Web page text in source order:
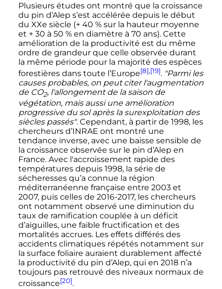
Plusieurs études ont montré que la croissance
du pin d’Alep s’est accélérée depuis le début
du XXe siècle (+ 40 % sur la hauteur moyenne
et + 30 à 50 % en diamètre à 70 ans). Cette
amélioration de la productivité est du même
ordre de grandeur que celle observée durant
la même période pour la majorité des espèces
forestières dans toute l’Europe[8],[19]. "Parmi les
causes probables, on peut citer l'augmentation
de CO2, l'allongement de la saison de
végétation, mais aussi une amélioration
progressive du sol après la surexploitation des
siècles passés". Cependant, à partir de 1998, les
chercheurs d’INRAE ont montré une
tendance inverse, avec une baisse sensible de
la croissance observée sur le pin d’Alep en
France. Avec l'accroissement rapide des
températures depuis 1998, la série de
sécheresses qu’a connue la région
méditerranéenne française entre 2003 et
2007, puis celles de 2016-2017, les chercheurs
ont notamment observé une diminution du
taux de ramification couplée à un déficit
d’aiguilles, une faible fructification et des
mortalités accrues. Les effets différés des
accidents climatiques répétés notamment sur
la surface foliaire auraient durablement affecté
la productivité du pin d’Alep, qui en 2018 n’a
toujours pas retrouvé des niveaux normaux de
croissance[20].